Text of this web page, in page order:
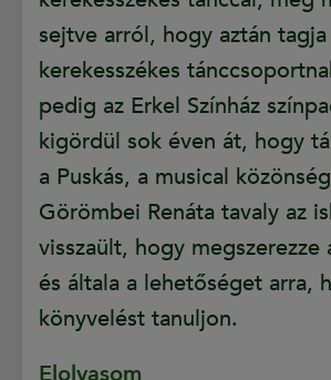
sejtve arról, hogy aztán
kerekesszékes
pedig az Erkel Színház
kigördül sok éven át, hogy
a Puskás, a musical
Görömbei Renáta tavaly az
visszaült, hogy megszerezze
és általa a lehetőséget arra,
könyvelést tanuljon.